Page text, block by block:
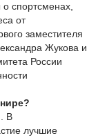
спортсменах,
от
заместителя
Жукова и
России
В
лучшие